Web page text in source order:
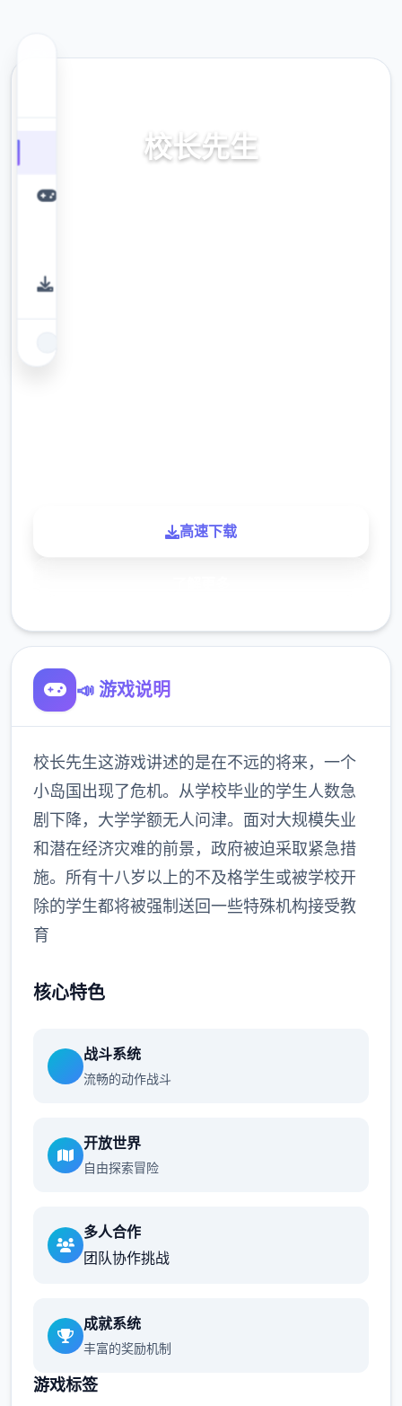
校长先生
官方中文，免费下载，安全下载，最新版下
高速下载
📣 游戏说明
校长先生这游戏讲述的是在不远的将来，一个
小岛国出现了危机。从学校毕业的学生人数急
剧下降，大学学额无人问津。面对大规模失业
和潜在经济灾难的前景，政府被迫采取紧急措
施。所有十八岁以上的不及格学生或被学校开
除的学生都将被强制送回一些特殊机构接受教
育
核心特色
战斗系统
流畅的动作战斗
开放世界
自由探索冒险
多人合作
团队协作挑战
成就系统
丰富的奖励机制
游戏标签